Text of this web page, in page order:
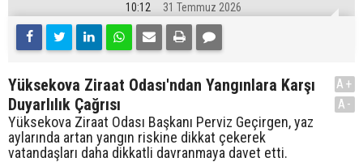
10:12 31 Temmuz 2026
Yüksekova Ziraat Odası'ndan Yangınlara Karşı
Duyarlılık Çağrısı
Yüksekova Ziraat Odası Başkanı Perviz Geçirgen, yaz
aylarında artan yangın riskine dikkat çekerek
vatandaşları daha dikkatli davranmaya davet etti.
A+
A-